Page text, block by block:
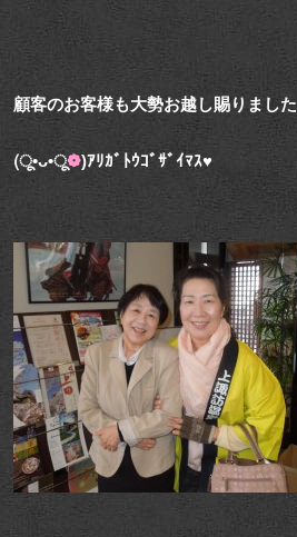
顧客のお客様も大勢お越し賜りました
(ू•ᴗ•ू❁)ｱﾘｶﾞﾄｳｺﾞｻﾞｲﾏｽ♥